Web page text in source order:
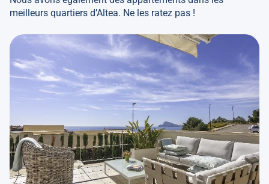
meilleurs quartiers d’Altea. Ne les ratez pas !